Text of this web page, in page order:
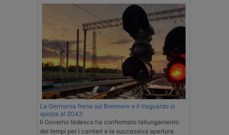
La Germania frena sul Brennero e il traguardo si
sposta al 2043
Il Governo tedesco ha confermato l’allungamento
dei tempi per i cantieri e la successiva apertura